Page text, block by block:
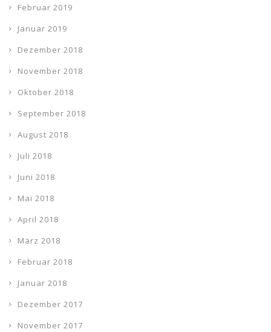
Februar 2019
Januar 2019
Dezember 2018
November 2018
Oktober 2018
September 2018
August 2018
Juli 2018
Juni 2018
Mai 2018
April 2018
März 2018
Februar 2018
Januar 2018
Dezember 2017
November 2017